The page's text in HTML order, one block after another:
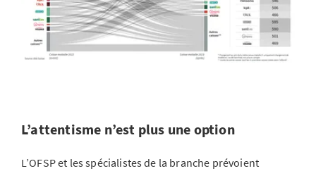
L’attentisme n’est plus une option
L’OFSP et les spécialistes de la branche prévoient